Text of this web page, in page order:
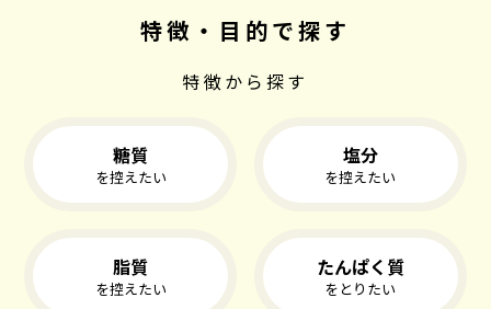
特徴・目的で探す
特徴から探す
糖質
を控えたい
塩分
を控えたい
脂質
を控えたい
たんぱく質
をとりたい